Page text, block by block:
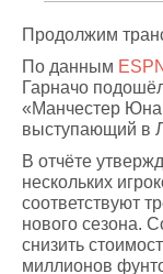
Продолжим
По данным ESPN
Гарначо
«Манчестер
выступающий в
В отчёте
нескольких
соответствуют
нового сезона.
снизить
миллионов